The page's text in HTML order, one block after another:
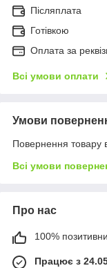
Післяплата
Готівкою
Оплата за
Всі умови оплати
Умови
Повернення товару
Всі умови
Про нас
100%
Працює з